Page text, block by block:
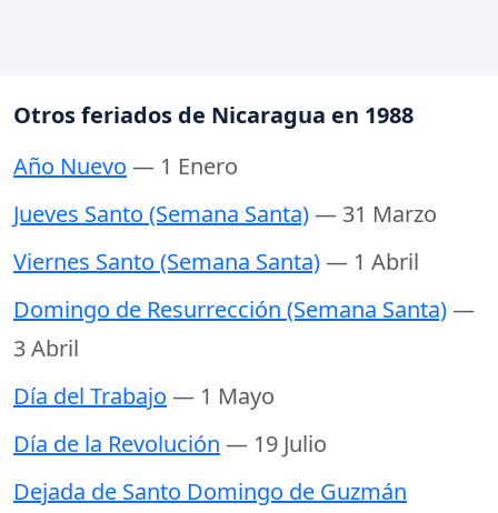
Otros feriados de Nicaragua en 1988
Año Nuevo — 1 Enero
Jueves Santo (Semana Santa)— 31 Marzo
Viernes Santo (Semana Santa)— 1 Abril
Domingo de Resurrección (Semana Santa)—
3 Abril
Día del Trabajo — 1 Mayo
Día de la Revolución — 19 Julio
Dejada de Santo Domingo de Guzmán